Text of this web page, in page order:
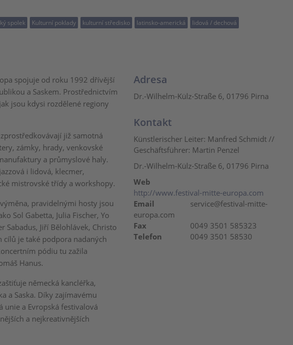
spolek Kulturní poklady kulturní středisko latinsko-americká
lidová / dechová
spojuje od roku 1992 dřívější
a Saskem. Prostřednictvím
jsou kdysi rozdělené regiony
již samotná
zámky, hrady, venkovské
a průmyslové haly.
i lidová, klecmer,
mistrovské třídy a workshopy.
pravidelnými hosty jsou
Sol Gabetta, Julia Fischer, Yo
Sabadus, Jiří Bělohlávek, Christo
cílů je také podpora nadaných
pódiu tu zažila
Hanus.
německá kancléřka,
a Saska. Díky zajímavému
unie a Evropská festivalová
a nejkreativnějších
Adresa
Dr.-Wilhelm-Külz-Straße 6, 01796 Pirna
Kontakt
Künstlerischer Leiter: Manfred Schmidt //
Geschäftsführer: Martin Penzel
Dr.-Wilhelm-Külz-Straße 6, 01796 Pirna
Web
http://www.festival-mitte-europa.com
Email
service@festival-mitte-
europa.com
Fax
0049 3501 585323
Telefon
0049 3501 58530